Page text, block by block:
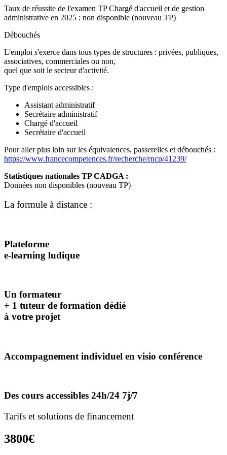
Taux de réussite de l'examen TP Chargé d'accueil et de gestion
administrative en 2025 : non disponible (nouveau TP)
Débouchés
L'emploi s'exerce dans tous types de structures : privées, publiques,
associatives, commerciales ou non,
quel que soit le secteur d'activité.
Type d'emplois accessibles :
Assistant administratif
Secrétaire administratif
Chargé d'accueil
Secrétaire d'accueil
Pour aller plus loin sur les équivalences, passerelles et débouchés :
https://www.francecompetences.fr/recherche/rncp/41239/
Statistiques nationales TP CADGA :
Données non disponibles (nouveau TP)
La formule à distance :
Plateforme
e-learning ludique
Un formateur
+ 1 tuteur de formation dédié
à votre projet
Accompagnement individuel en visio conférence
Des cours accessibles 24h/24 7j/7
Tarifs et solutions de financement
3800€